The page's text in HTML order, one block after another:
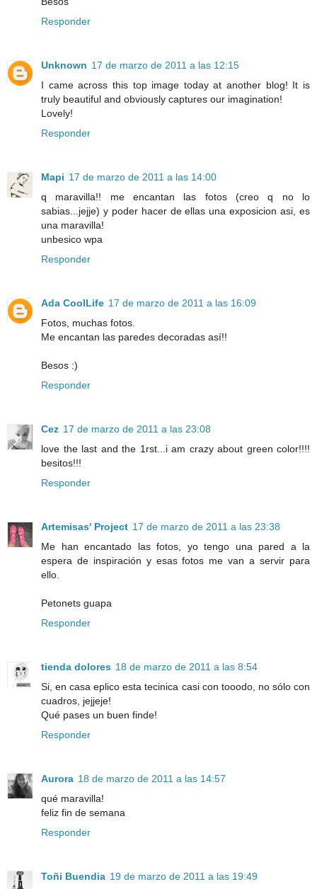
Responder
Unknown 17 de marzo de 2011 a las 12:15
I came across this top image today at another blog! It is
truly beautiful and obviously captures our imagination!
Lovely!
Responder
Mapi 17 de marzo de 2011 a las 14:00
q maravilla!! me encantan las fotos (creo q no lo
sabias...jejje) y poder hacer de ellas una exposicion asi, es
una maravilla!
unbesico wpa
Responder
Ada CoolLife 17 de marzo de 2011 a las 16:09
Fotos, muchas fotos.
Me encantan las paredes decoradas así!!
Besos :)
Responder
Cez 17 de marzo de 2011 a las 23:08
love the last and the 1rst...i am crazy about green color!!!!
besitos!!!
Responder
Artemisas' Project 17 de marzo de 2011 a las 23:38
Me han encantado las fotos, yo tengo una pared a la
espera de inspiración y esas fotos me van a servir para
ello.
Petonets guapa
Responder
tienda dolores 18 de marzo de 2011 a las 8:54
Si, en casa eplico esta tecinica casi con tooodo, no sólo con
cuadros, jejjeje!
Qué pases un buen finde!
Responder
Aurora 18 de marzo de 2011 a las 14:57
qué maravilla!
feliz fin de semana
Responder
Toñi Buendia 19 de marzo de 2011 a las 19:49